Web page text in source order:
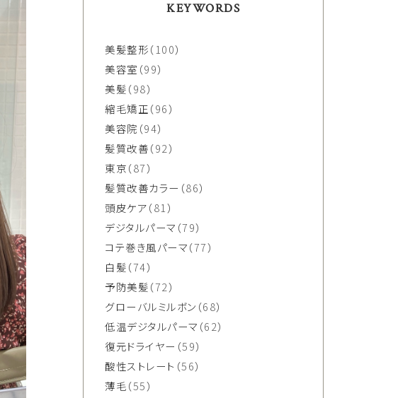
KEYWORDS
美髪整形（100）
美容室 （99）
美髪（98）
縮毛矯正（96）
美容院 （94）
髪質改善（92）
東京（87）
髪質改善カラー （86）
頭皮ケア（81）
デジタルパーマ （79）
コテ巻き風パーマ（77）
白髪（74）
予防美髪（72）
グローバルミルボン （68）
低温デジタルパーマ （62）
復元ドライヤー （59）
酸性ストレート （56）
薄毛（55）